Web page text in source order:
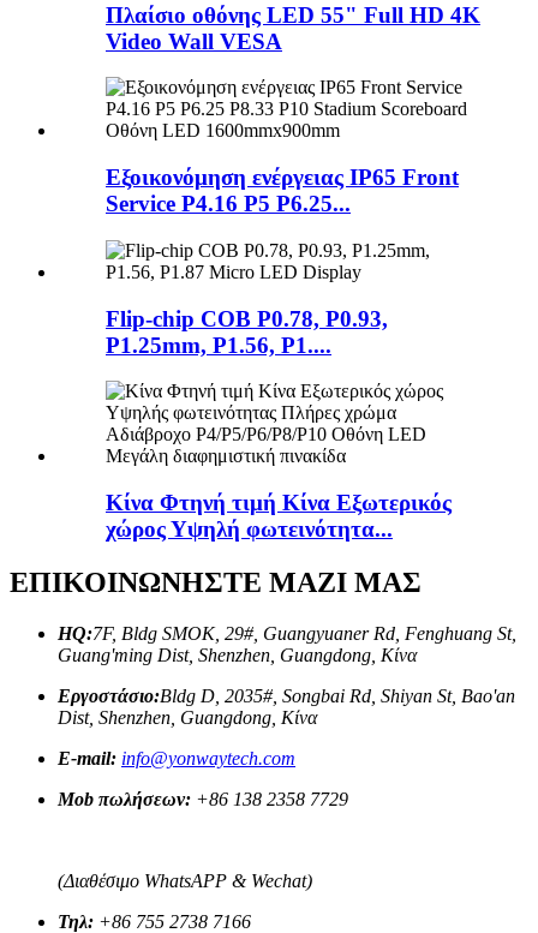
Πλαίσιο οθόνης LED 55" Full HD 4K
Video Wall VESA
Εξοικονόμηση ενέργειας IP65 Front
Service P4.16 P5 P6.25...
Flip-chip COB P0.78, P0.93,
P1.25mm, P1.56, P1....
Κίνα Φτηνή τιμή Κίνα Εξωτερικός
χώρος Υψηλή φωτεινότητα...
ΕΠΙΚΟΙΝΩΝΗΣΤΕ ΜΑΖΙ ΜΑΣ
HQ:7F, Bldg SMOK, 29#, Guangyuaner Rd, Fenghuang St,
Guang'ming Dist, Shenzhen, Guangdong, Κίνα
Εργοστάσιο:Bldg D, 2035#, Songbai Rd, Shiyan St, Bao'an
Dist, Shenzhen, Guangdong, Κίνα
E-mail: info@yonwaytech.com
Mob πωλήσεων: +86 138 2358 7729
(Διαθέσιμο WhatsAPP & Wechat)
Τηλ: +86 755 2738 7166